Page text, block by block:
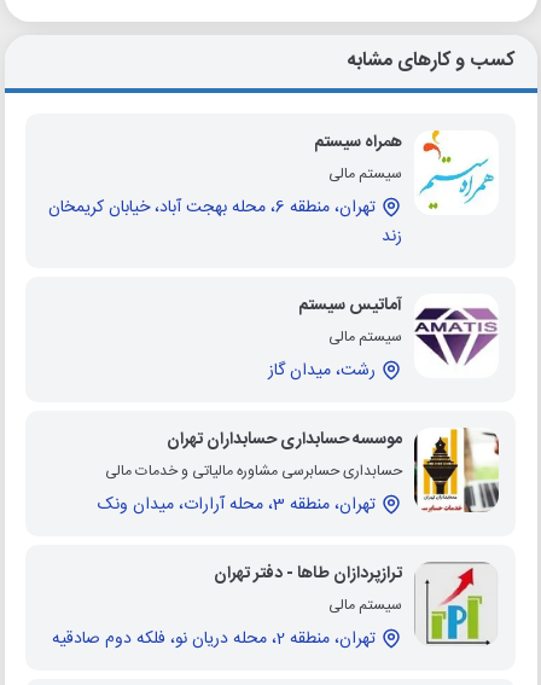
کسب و کارهای مشابه
همراه سیستم
سیستم مالی
تهران، منطقه 6، محله بهجت آباد، خیابان کریمخان
زند
آماتیس سیستم
سیستم مالی
رشت، میدان گاز
موسسه حسابداری حسابداران تهران
حسابداری حسابرسی مشاوره مالیاتی و خدمات مالی
تهران، منطقه 3، محله آرارات، میدان ونک
ترازپردازان طاها - دفتر تهران
سیستم مالی
تهران، منطقه 2، محله دریان نو، فلکه دوم صادقیه